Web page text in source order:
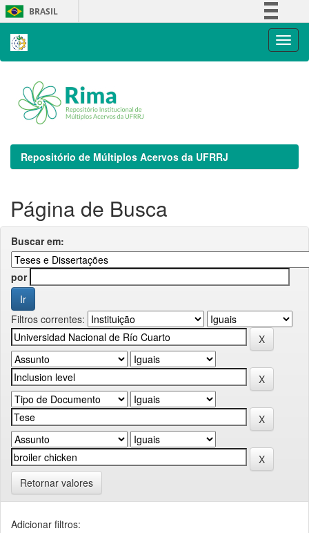
Skip
navigation
BRASIL
Repositório de Múltiplos Acervos da UFRRJ
Página de Busca
Buscar em:
por
Filtros correntes:
Retornar valores
Adicionar filtros: